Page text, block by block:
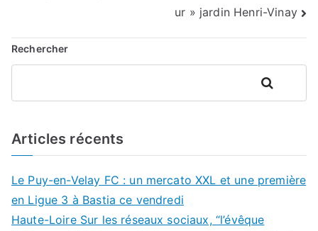
ur » jardin Henri-Vinay
Rechercher
Rechercher
Articles récents
Le Puy-en-Velay FC : un mercato XXL et une première
en Ligue 3 à Bastia ce vendredi
Haute-Loire Sur les réseaux sociaux, “l’évêque